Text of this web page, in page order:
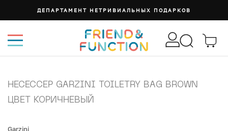
ДЕПАРТАМЕНТ НЕТРИВИАЛЬНЫХ ПОДАРКОВ
НЕСЕССЕР GARZINI TOILETRY BAG BROWN
ЦВЕТ КОРИЧНЕВЫЙ
Garzini